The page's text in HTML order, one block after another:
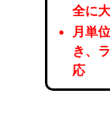
全に
月単
き、
応